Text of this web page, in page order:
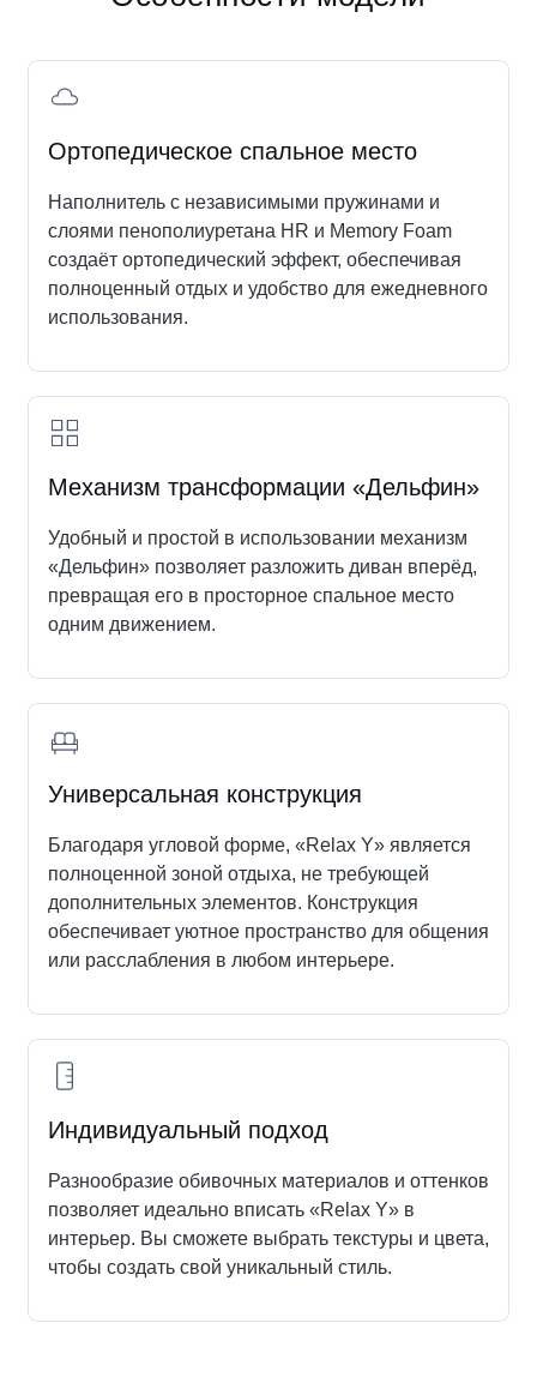
Ортопедическое спальное место
Наполнитель с независимыми пружинами и
слоями пенополиуретана HR и Memory Foam
создаёт ортопедический эффект, обеспечивая
полноценный отдых и удобство для ежедневного
использования.
Механизм трансформации «Дельфин»
Удобный и простой в использовании механизм
«Дельфин» позволяет разложить диван вперёд,
превращая его в просторное спальное место
одним движением.
Универсальная конструкция
Благодаря угловой форме, «Relax Y» является
полноценной зоной отдыха, не требующей
дополнительных элементов. Конструкция
обеспечивает уютное пространство для общения
или расслабления в любом интерьере.
Индивидуальный подход
Разнообразие обивочных материалов и оттенков
позволяет идеально вписать «Relax Y» в
интерьер. Вы сможете выбрать текстуры и цвета,
чтобы создать свой уникальный стиль.
Где удобнее написать нам?
Написать в Telegram